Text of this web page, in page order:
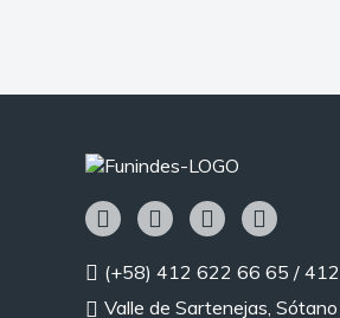
(+58) 412 622 66 65 /
Valle de Sartenejas,